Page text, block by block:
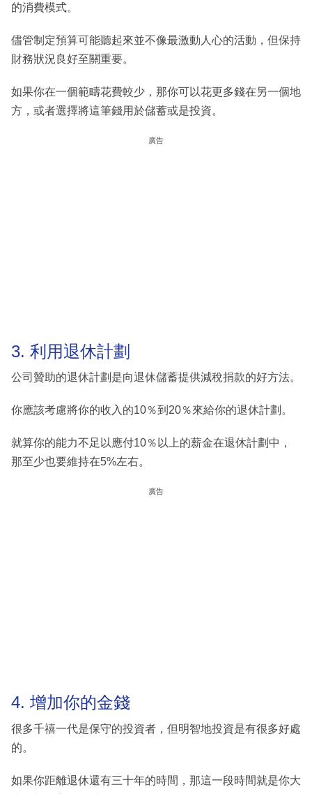
的消費模式。
儘管制定預算可能聽起來並不像最激動人心的活動，但保持
財務狀況良好至關重要。
如果你在一個範疇花費較少，那你可以花更多錢在另一個地
方，或者選擇將這筆錢用於儲蓄或是投資。
廣告
3. 利用退休計劃
公司贊助的退休計劃是向退休儲蓄提供減稅捐款的好方法。
你應該考慮將你的收入的10％到20％來給你的退休計劃。
就算你的能力不足以應付10％以上的薪金在退休計劃中，
那至少也要維持在5%左右。
廣告
4. 增加你的金錢
很多千禧一代是保守的投資者，但明智地投資是有很多好處
的。
如果你距離退休還有三十年的時間，那這一段時間就是你大